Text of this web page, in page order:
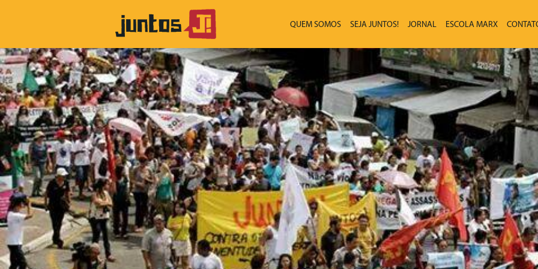
QUEM SOMOS SEJA JUNTOS! JORNAL ESCOLA MARX